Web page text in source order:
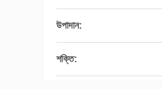
উপাদান:
শক্তি: